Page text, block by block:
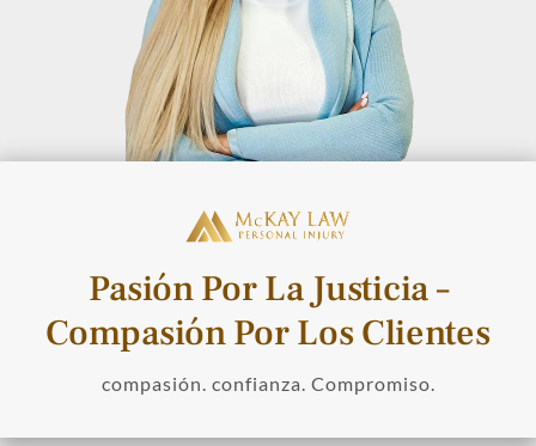
Pasión Por La Justicia –
Compasión Por Los Clientes
compasión. confianza. Compromiso.